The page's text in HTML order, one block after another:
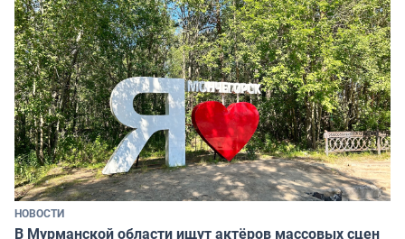
НОВОСТИ
В Мурманской области ищут актёров массовых сцен